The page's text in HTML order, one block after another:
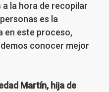
la hora de recopilar
es la
en este proceso,
conocer mejor
Martín, hija de